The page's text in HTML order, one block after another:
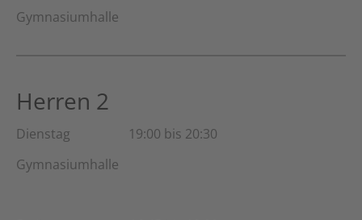
Gymnasiumhalle
Herren 2
Dienstag 19:00 bis 20:30
Gymnasiumhalle